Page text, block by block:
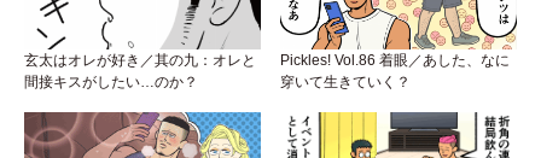
玄太はオレが好き／其の九：オレと
間接キスがしたい…のか？
Pickles! Vol.86 着眼／あした、なに
穿いて生きていく？